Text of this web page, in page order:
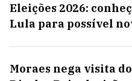
Eleições 2026:
Lula para possível
Moraes nega visita